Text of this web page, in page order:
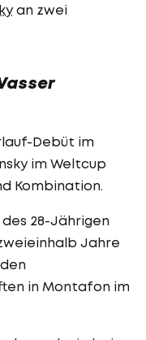
an zwei
Debüt im
im Weltcup
Kombination.
28-Jährigen
Jahre
in Montafon im